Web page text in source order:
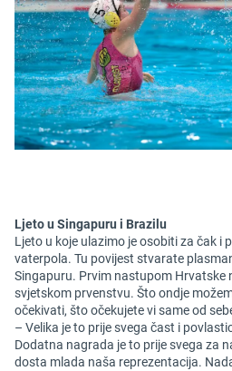
Ljeto u Singapuru i Brazilu
Ljeto u koje ulazimo je osobiti za čak i
vaterpola. Tu povijest stvarate
Singapuru. Prvim nastupom Hrvatske
svjetskom prvenstvu. Što ondje
očekivati, što očekujete vi same od
– Velika je to prije svega čast i
Dodatna nagrada je to prije svega za
dosta mlada naša reprezentacija.